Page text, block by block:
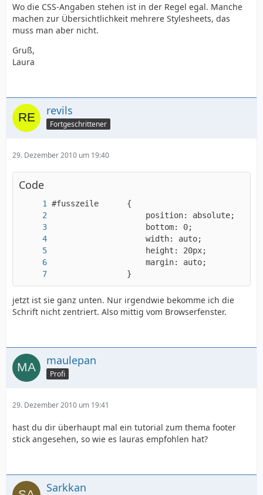
Wo die CSS-Angaben stehen ist in der Regel egal. Manche
machen zur Übersichtlichkeit mehrere Stylesheets, das
muss man aber nicht.
Gruß,
Laura
revils
Fortgeschrittener
29. Dezember 2010 um 19:40
Code
                }
jetzt ist sie ganz unten. Nur irgendwie bekomme ich die
Schrift nicht zentriert. Also mittig vom Browserfenster.
maulepan
Profi
29. Dezember 2010 um 19:41
hast du dir überhaupt mal ein tutorial zum thema footer
stick angesehen, so wie es lauras empfohlen hat?
Sarkkan